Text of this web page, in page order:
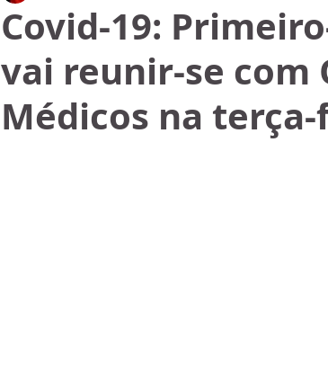
Covid-19:
vai reunir-se com
Médicos na